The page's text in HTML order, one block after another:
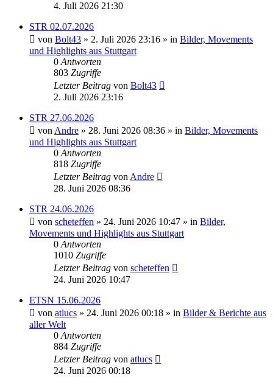
4. Juli 2026 21:30
STR 02.07.2026
von Bolt43 » 2. Juli 2026 23:16 » in Bilder, Movements
und Highlights aus Stuttgart
0 Antworten
803 Zugriffe
Letzter Beitrag von Bolt43
2. Juli 2026 23:16
STR 27.06.2026
von Andre » 28. Juni 2026 08:36 » in Bilder, Movements
und Highlights aus Stuttgart
0 Antworten
818 Zugriffe
Letzter Beitrag von Andre
28. Juni 2026 08:36
STR 24.06.2026
von scheteffen » 24. Juni 2026 10:47 » in Bilder,
Movements und Highlights aus Stuttgart
0 Antworten
1010 Zugriffe
Letzter Beitrag von scheteffen
24. Juni 2026 10:47
ETSN 15.06.2026
von atlucs » 24. Juni 2026 00:18 » in Bilder & Berichte aus
aller Welt
0 Antworten
884 Zugriffe
Letzter Beitrag von atlucs
24. Juni 2026 00:18